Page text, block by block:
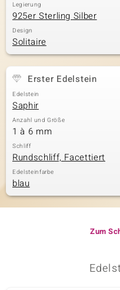
Legierung
925er Sterling Silber
Design
Solitaire
Erster Edelstein
Edelstein
Saphir
Anzahl und Größe
1 à 6 mm
Schliff
Rundschliff, Facettiert
Edelsteinfarbe
blau
Zum